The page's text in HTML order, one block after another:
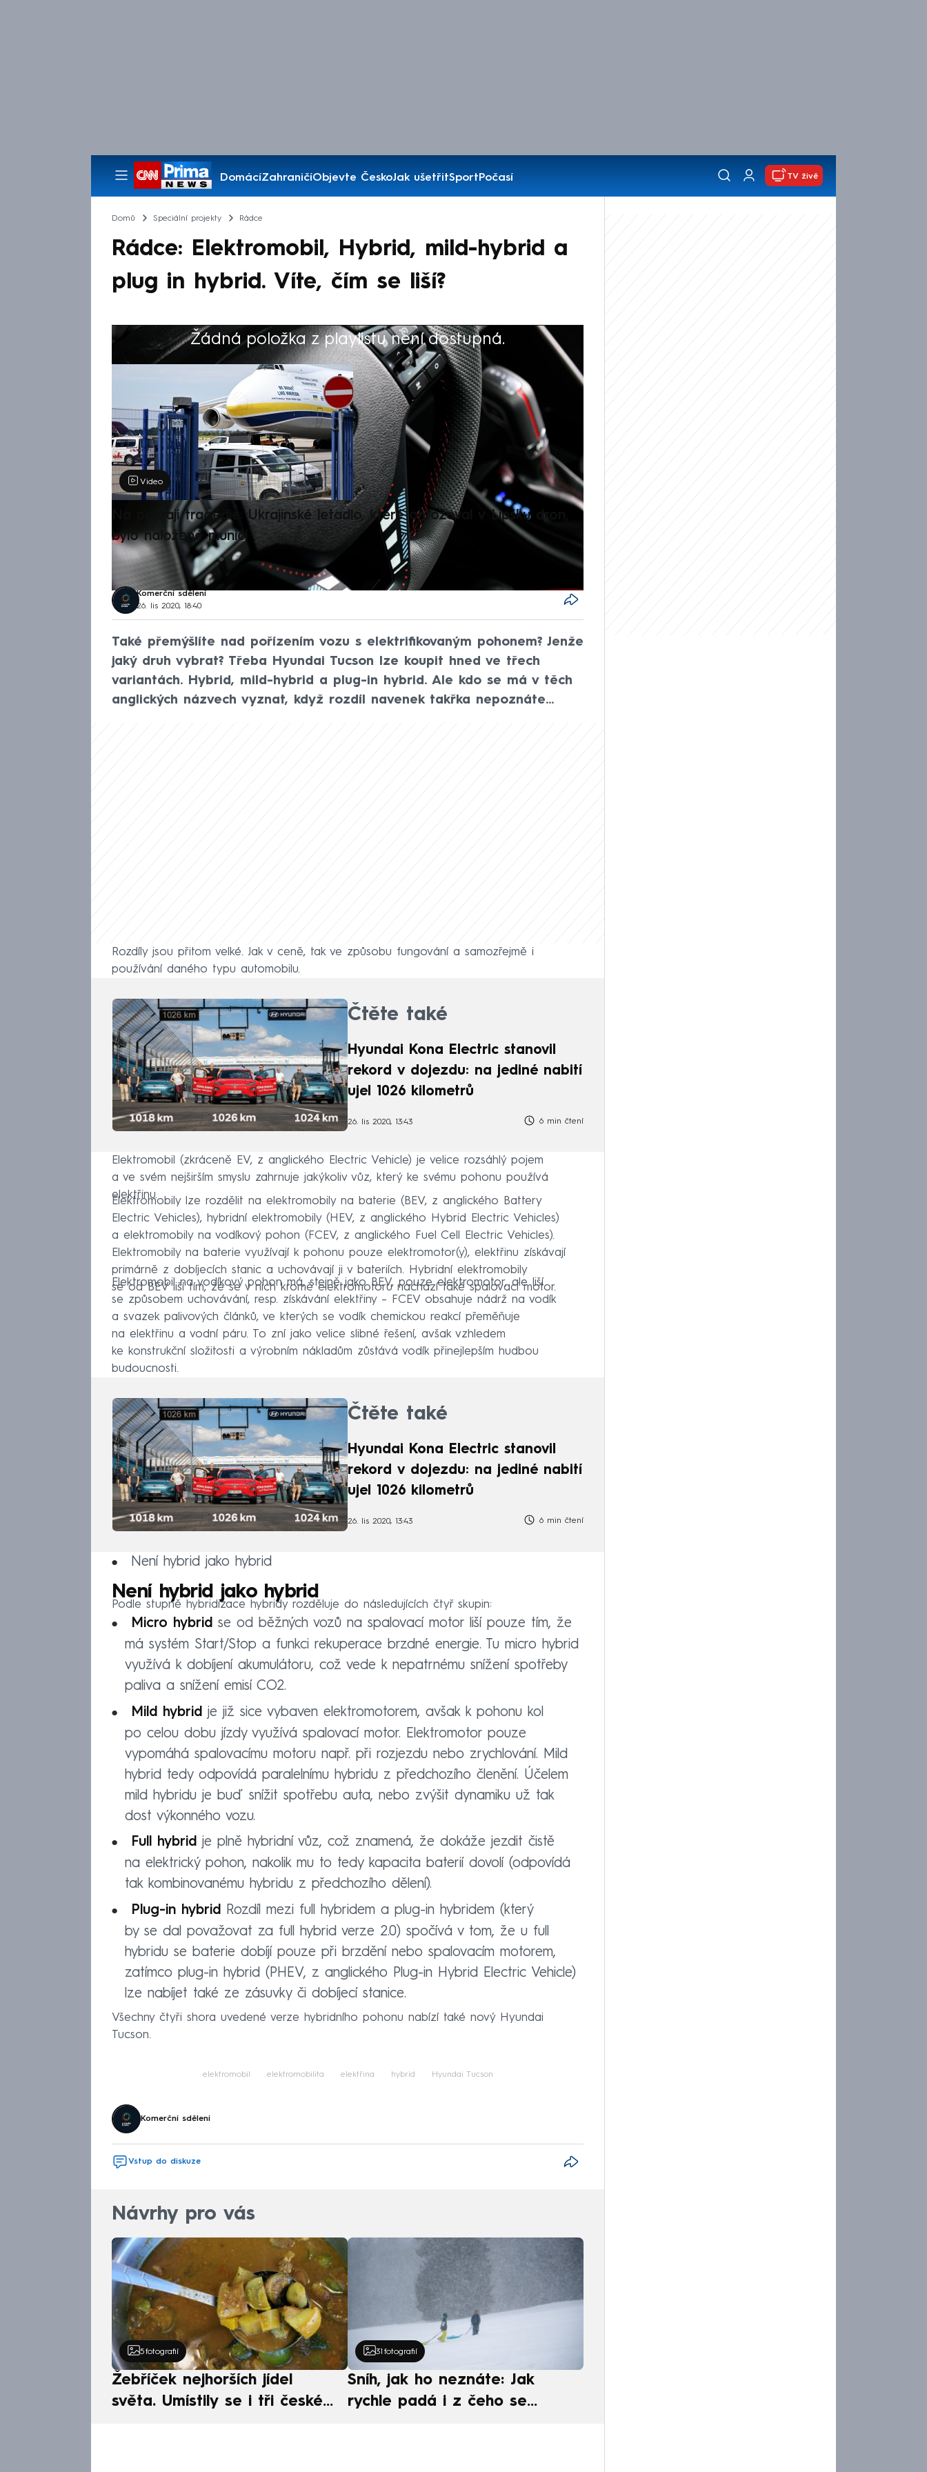
DomácíZahraničíObjevte ČeskoJak ušetřitSportPočasí
Pořady
TV živě
Domů Speciální projekty Rádce
Rádce: Elektromobil, Hybrid, mild-hybrid a
plug in hybrid. Víte, čím se liší?
Žádná položka z playlistu není dostupná.
Výběr redakce
Video
Na pokraji tragédie: Ukrajinské letadlo, které ohrožoval v Lipsku dron,
bylo naložené municí
Komerční sdělení
26. lis 2020, 18:40
Také přemýšlíte nad pořízením vozu s elektrifikovaným pohonem? Jenže
jaký druh vybrat? Třeba Hyundai Tucson lze koupit hned ve třech
variantách. Hybrid, mild-hybrid a plug-in hybrid. Ale kdo se má v těch
anglických názvech vyznat, když rozdíl navenek takřka nepoznáte...
Rozdíly jsou přitom velké. Jak v ceně, tak ve způsobu fungování a samozřejmě i
používání daného typu automobilu.
Čtěte také
Hyundai Kona Electric stanovil
rekord v dojezdu: na jediné nabití
ujel 1026 kilometrů
26. lis 2020, 13:43 6 min čtení
Elektromobil (zkráceně EV, z anglického Electric Vehicle) je velice rozsáhlý pojem
a ve svém nejširším smyslu zahrnuje jakýkoliv vůz, který ke svému pohonu používá
elektřinu.
Elektromobily lze rozdělit na elektromobily na baterie (BEV, z anglického Battery
Electric Vehicles), hybridní elektromobily (HEV, z anglického Hybrid Electric Vehicles)
a elektromobily na vodíkový pohon (FCEV, z anglického Fuel Cell Electric Vehicles).
Elektromobily na baterie využívají k pohonu pouze elektromotor(y), elektřinu získávají
primárně z dobíjecích stanic a uchovávají ji v bateriích. Hybridní elektromobily
se od BEV liší tím, že se v nich kromě elektromotoru nachází také spalovací motor.
Elektromobil na vodíkový pohon má, stejně jako BEV, pouze elektromotor, ale liší
se způsobem uchovávání, resp. získávání elektřiny – FCEV obsahuje nádrž na vodík
a svazek palivových článků, ve kterých se vodík chemickou reakcí přeměňuje
na elektřinu a vodní páru. To zní jako velice slibné řešení, avšak vzhledem
ke konstrukční složitosti a výrobním nákladům zůstává vodík přinejlepším hudbou
budoucnosti.
Čtěte také
Hyundai Kona Electric stanovil
rekord v dojezdu: na jediné nabití
ujel 1026 kilometrů
26. lis 2020, 13:43 6 min čtení
Není hybrid jako hybrid
Není hybrid jako hybrid
Podle stupně hybridizace hybridy rozděluje do následujících čtyř skupin:
Micro hybridse od běžných vozů na spalovací motor liší pouze tím, že
má systém Start/Stop a funkci rekuperace brzdné energie. Tu micro hybrid
využívá k dobíjení akumulátoru, což vede k nepatrnému snížení spotřeby
paliva a snížení emisí CO2.
Mild hybrid je již sice vybaven elektromotorem, avšak k pohonu kol
po celou dobu jízdy využívá spalovací motor. Elektromotor pouze
vypomáhá spalovacímu motoru např. při rozjezdu nebo zrychlování. Mild
hybrid tedy odpovídá paralelnímu hybridu z předchozího členění. Účelem
mild hybridu je buď snížit spotřebu auta, nebo zvýšit dynamiku už tak
dost výkonného vozu.
Full hybridje plně hybridní vůz, což znamená, že dokáže jezdit čistě
na elektrický pohon, nakolik mu to tedy kapacita baterií dovolí (odpovídá
tak kombinovanému hybridu z předchozího dělení).
Plug-in hybrid
Rozdíl mezi full hybridem a plug-in hybridem (který
by se dal považovat za full hybrid verze 2.0) spočívá v tom, že u full
hybridu se baterie dobíjí pouze při brzdění nebo spalovacím motorem,
zatímco plug-in hybrid (PHEV, z anglického Plug-in Hybrid Electric Vehicle)
lze nabíjet také ze zásuvky či dobíjecí stanice.
Všechny čtyři shora uvedené verze hybridního pohonu nabízí také nový Hyundai
Tucson.
elektromobil elektromobilita elektřina hybrid Hyundai Tucson
Komerční sdělení
Vstup do diskuze
Návrhy pro vás
5 fotografií
Žebříček nejhorších jídel
světa. Umístily se i tři české
31 fotografií
Sníh, jak ho neznáte: Jak
rychle padá i z čeho se